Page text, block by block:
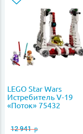
LEGO Star Wars
Истребитель V-19
«Поток» 75432
12 941р